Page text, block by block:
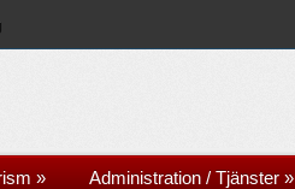
» Administration / Tjänster »